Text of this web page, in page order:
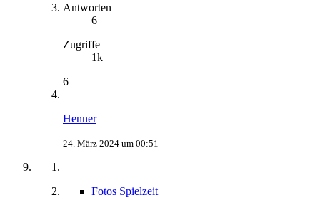
Antworten
6
Zugriffe
1k
6
Henner
24. März 2024 um 00:51
Fotos Spielzeit